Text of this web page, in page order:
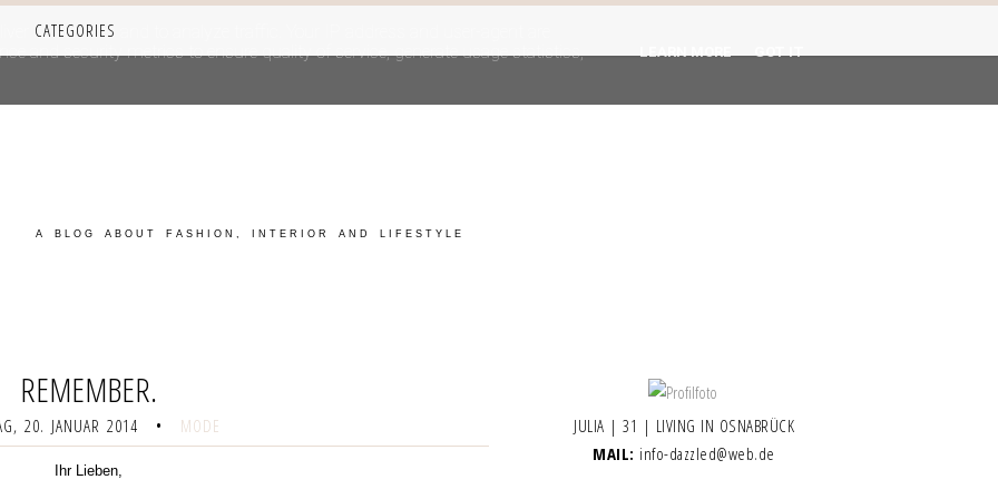
CATEGORIES
A BLOG ABOUT FASHION, INTERIOR AND LIFESTYLE
REMEMBER.
20. JANUAR 2014 • MODE
Ihr Lieben,
JULIA | 31 | LIVING IN OSNABRÜCK
MAIL: info-dazzled@web.de
its services and to analyze traffic. Your IP address and user-agent are
and security metrics to ensure quality of service, generate usage statistics,
LEARN MORE GOT IT